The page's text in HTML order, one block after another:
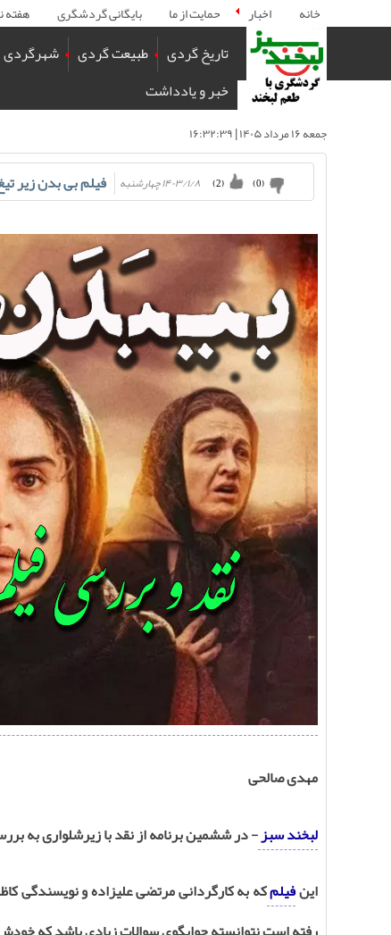
خانه اخبار حمایت از ما بایگانی گردشگری هفته
تاریخ گردی طبیعت گردی شهرگردی
خبر و یادداشت
جمعه ۱۶ مرداد ۱۴۰۵ | ۱۶:۳۲:۳۹
۱۴۰۳/۱/۸ چهارشنبه (
2
) (
0
) فیلم بی بدن زیر
مهدی صالحی
لبخند سبز- در ششمین برنامه از نقد با زیرشلواری به
اینفیلمکه به کارگردانی مرتضی علیزاده و